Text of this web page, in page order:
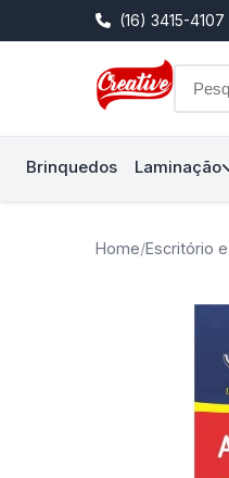
(16) 3415-4107
Brinquedos Laminação
Home/Escritório